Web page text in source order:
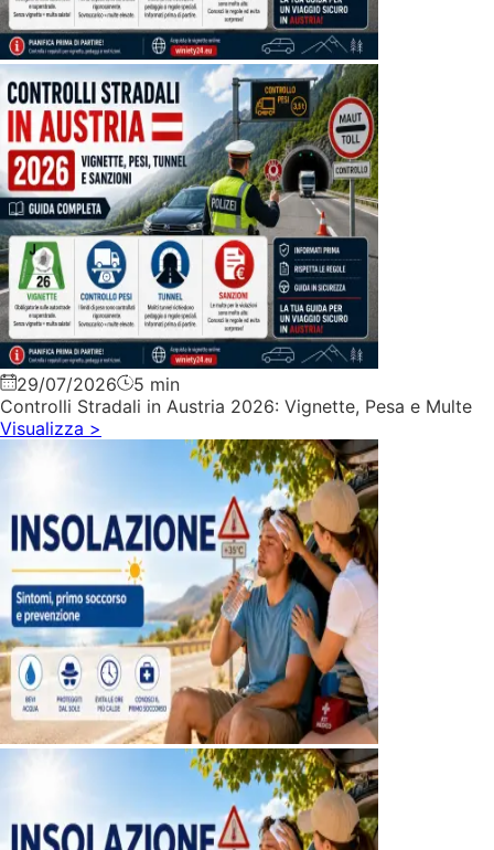
29/07/2026
5 min
Controlli Stradali in Austria 2026: Vignette, Pesa e Multe
Visualizza >